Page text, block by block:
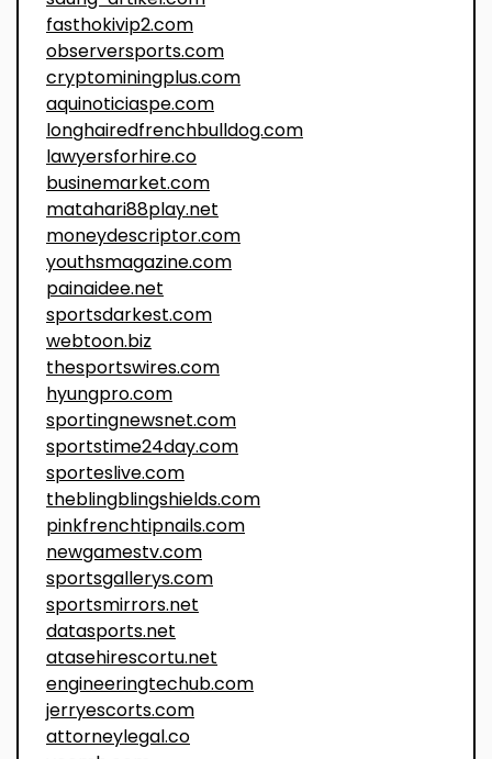
fasthokivip2.com
observersports.com
cryptominingplus.com
aquinoticiaspe.com
longhairedfrenchbulldog.com
lawyersforhire.co
businemarket.com
matahari88play.net
moneydescriptor.com
youthsmagazine.com
painaidee.net
sportsdarkest.com
webtoon.biz
thesportswires.com
hyungpro.com
sportingnewsnet.com
sportstime24day.com
sporteslive.com
theblingblingshields.com
pinkfrenchtipnails.com
newgamestv.com
sportsgallerys.com
sportsmirrors.net
datasports.net
atasehirescortu.net
engineeringtechub.com
jerryescorts.com
attorneylegal.co